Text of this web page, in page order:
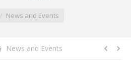
News and Events
News and Events